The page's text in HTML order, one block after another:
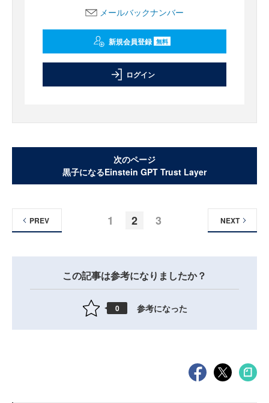
メールバックナンバー
新規会員登録 無料
ログイン
次のページ
黒子になるEinstein GPT Trust Layer
1 2 3
PREV NEXT
この記事は参考になりましたか？
0 参考になった